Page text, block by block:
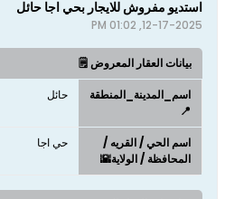
استديو مفروش للايجار بحي اجا حائل
12-17-2025, 01:02 PM
بيانات العقار المعروض 🗒️
اسم_المدينة_المنطقة
📍
حائل
اسم الحي / القريه /
المحافظة / الولاية🌇
حي اجا